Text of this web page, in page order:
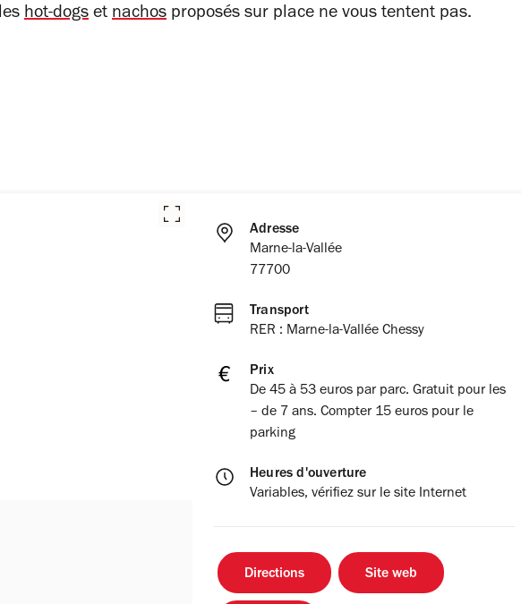
hot-dogs et nachos proposés sur place ne vous tentent pas.
Adresse
Marne-la-Vallée
77700
Transport
RER : Marne-la-Vallée Chessy
Prix
De 45 à 53 euros par parc. Gratuit pour les
– de 7 ans. Compter 15 euros pour le
parking
Heures d'ouverture
Variables, vérifiez sur le site Internet
Directions Site web